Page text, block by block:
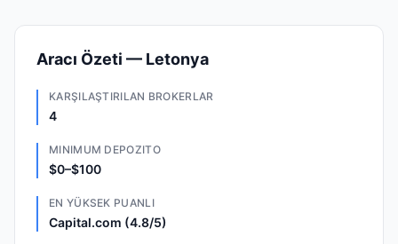
Aracı Özeti — Letonya
KARŞILAŞTIRILAN BROKERLAR
4
MINIMUM DEPOZITO
$0–$100
EN YÜKSEK PUANLI
Capital.com (4.8/5)